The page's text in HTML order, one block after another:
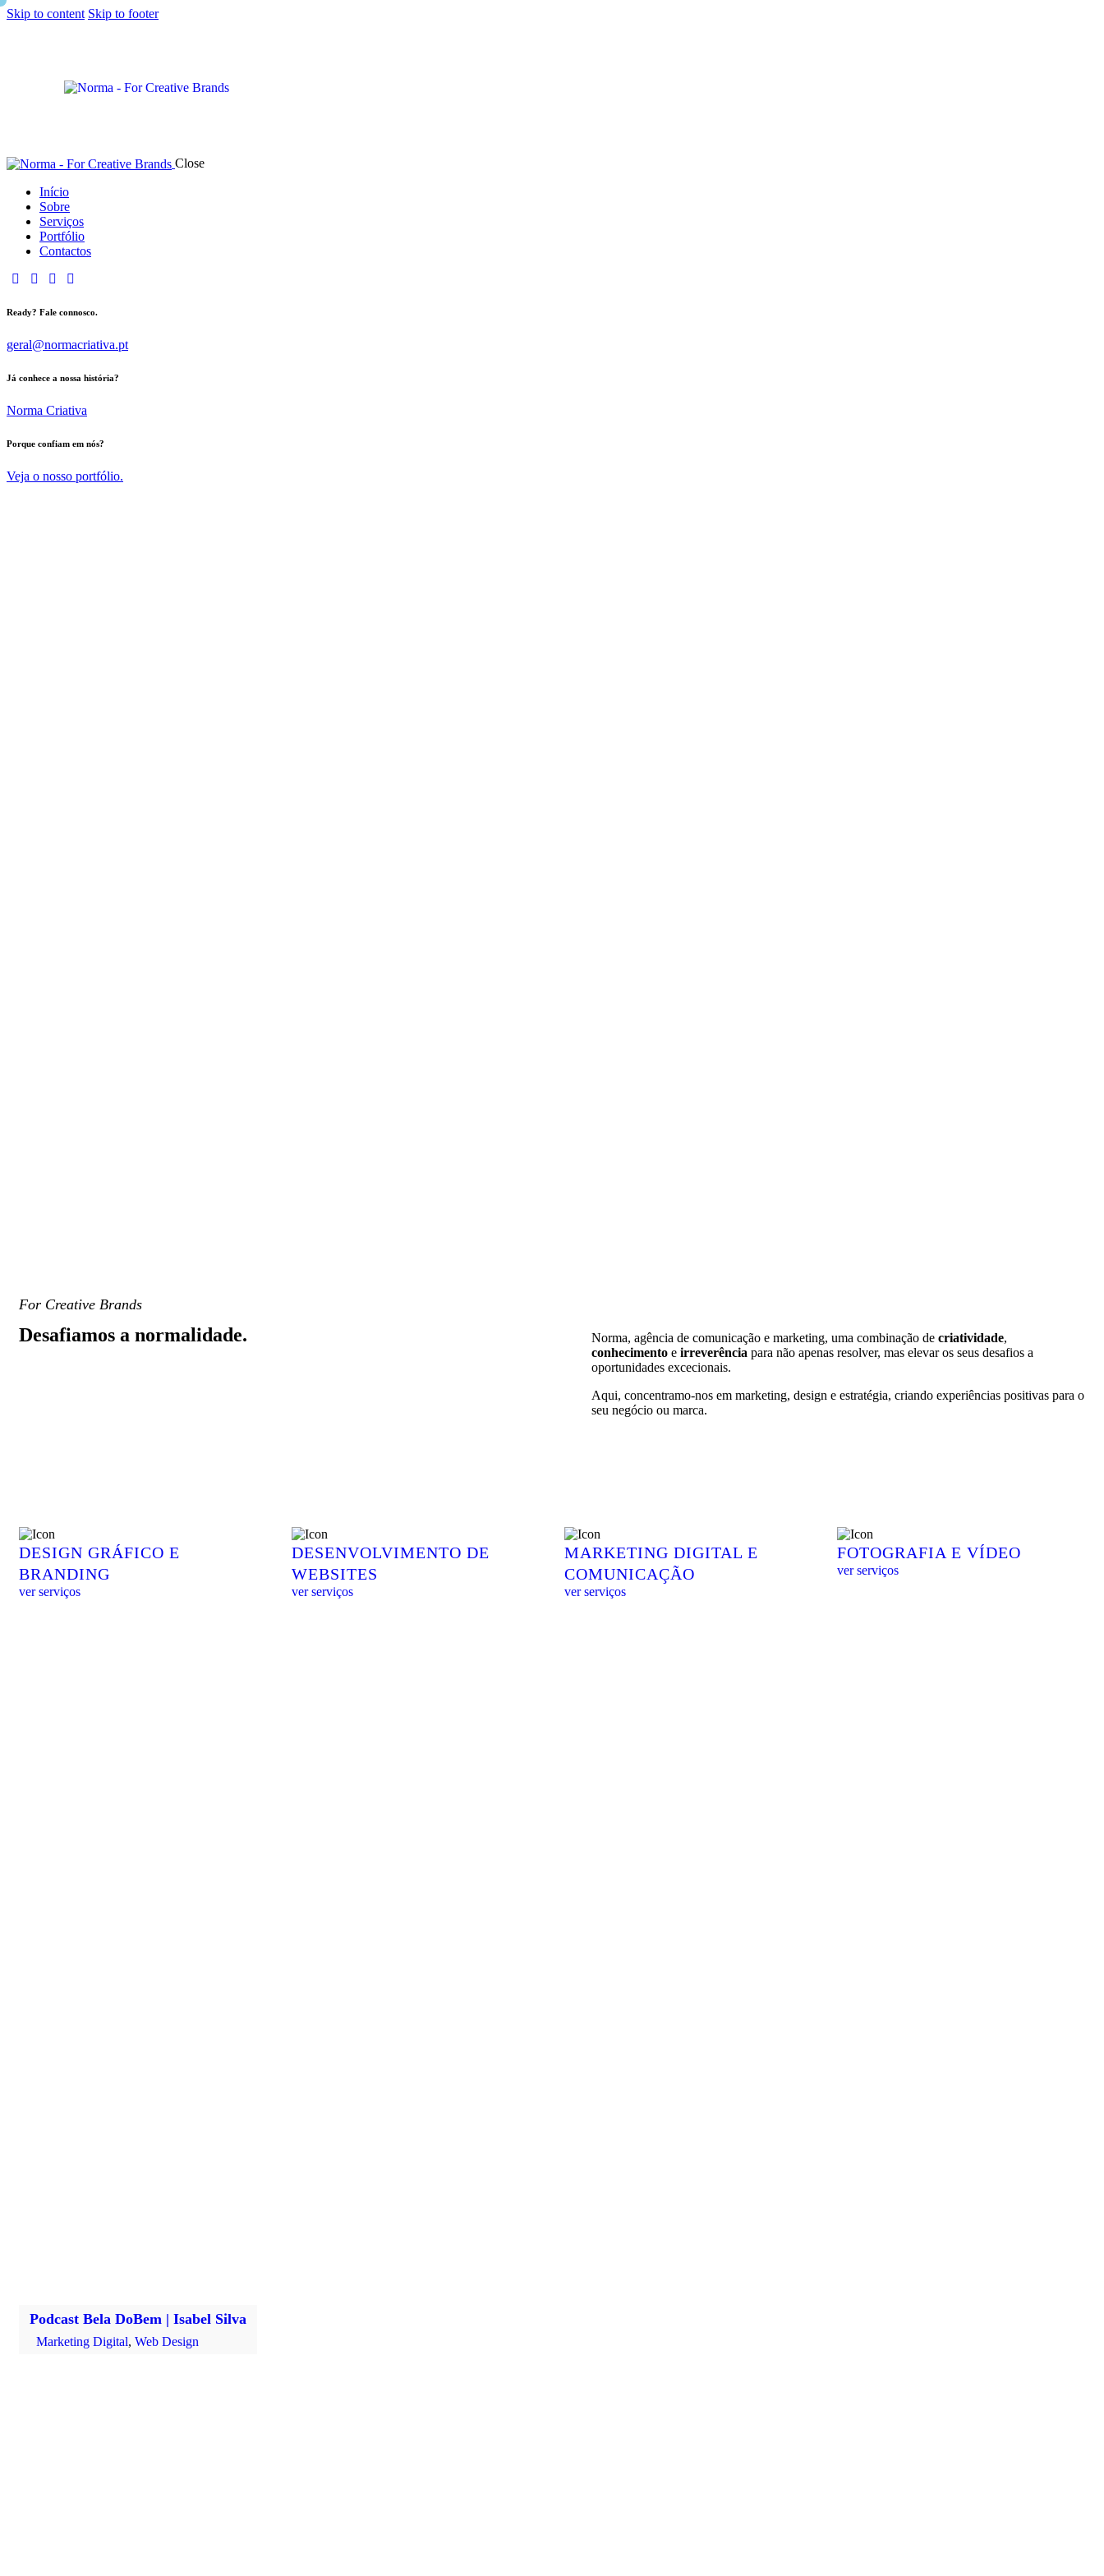
Skip to content Skip to footer
Close
Início
Sobre
Serviços
Portfólio
Contactos
Ready? Fale connosco.
geral@normacriativa.pt
Já conhece a nossa história?
Norma Criativa
Porque confiam em nós?
Veja o nosso portfólio.
For Creative Brands
Desafiamos a normalidade. Norma, agência de comunicação e marketing, uma combinação decriatividade,
conhecimento eirreverência para não apenas resolver, mas elevar os seus desafios a
oportunidades excecionais.
Aqui, concentramo-nos em marketing, design e estratégia, criando experiências positivas para o
seu negócio ou marca.
DESIGN GRÁFICO E
BRANDING
ver serviços
DESENVOLVIMENTO DE
WEBSITES
ver serviços
MARKETING DIGITAL E
COMUNICAÇÃO
ver serviços
FOTOGRAFIA E VÍDEO
ver serviços
Podcast Bela DoBem | Isabel Silva
Marketing Digital, Web Design